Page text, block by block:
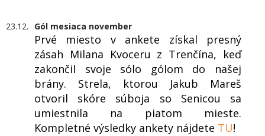
23.12. Gól mesiaca november
Prvé miesto v ankete získal presný
zásah Milana Kvoceru z Trenčína, keď
zakončil svoje sólo gólom do našej
brány. Strela, ktorou Jakub Mareš
otvoril skóre súboja so Senicou sa
umiestnila na piatom mieste.
Kompletné výsledky ankety nájdete TU!